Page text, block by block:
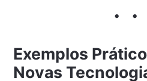
Exemplos
Novas